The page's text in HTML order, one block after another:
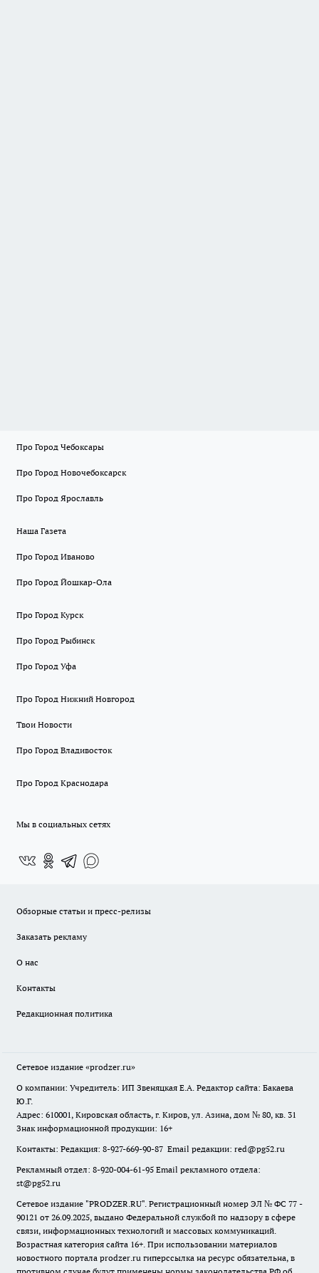
Про Город Чебоксары
Про Город Новочебоксарск
Про Город Ярославль
Наша Газета
Про Город Иваново
Про Город Йошкар-Ола
Про Город Курск
Про Город Рыбинск
Про Город Уфа
Про Город Нижний Новгород
Твои Новости
Про Город Владивосток
Про Город Краснодара
Мы в социальных сетях
Обзорные статьи и пресс-релизы
Заказать рекламу
О нас
Контакты
Редакционная политика
Сетевое издание «prodzer.ru»
О компании: Учредитель: ИП Звеняцкая Е.А. Редактор сайта: Бакаева
Ю.Г.
Адрес: 610001, Кировская область, г. Киров, ул. Азина, дом № 80, кв. 31
Знак информационной продукции: 16+
Контакты: Редакция: 8-927-669-90-87 Email редакции: red@pg52.ru
Рекламный отдел: 8-920-004-61-95 Email рекламного отдела:
st@pg52.ru
Сетевое издание "PRODZER.RU". Регистрационный номер ЭЛ № ФС 77 -
90121 от 26.09.2025, выдано Федеральной службой по надзору в сфере
связи, информационных технологий и массовых коммуникаций.
Возрастная категория сайта 16+. При использовании материалов
новостного портала prodzer.ru гиперссылка на ресурс обязательна, в